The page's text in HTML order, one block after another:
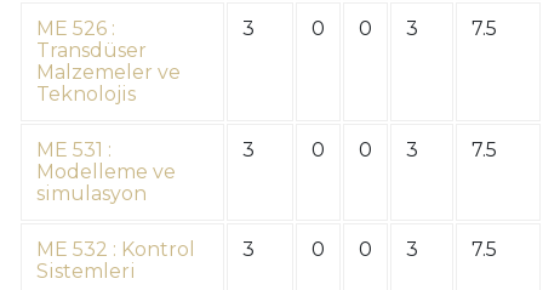
ME 526 :
Transdüser
Malzemeler ve
Teknolojis
3 0 0 3 7.5
ME 531 :
Modelleme ve
simulasyon
3 0 0 3 7.5
ME 532 : Kontrol
Sistemleri
3 0 0 3 7.5